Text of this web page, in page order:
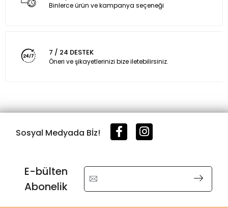
Binlerce ürün ve kampanya seçeneği
7 / 24 DESTEK
Öneri ve şikayetlerinizi bize iletebilirsiniz.
Sosyal Medyada Bİz!
E-bülten
Abonelik